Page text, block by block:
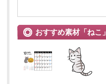
おすすめ素材「ねこ」